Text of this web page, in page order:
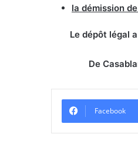
la démission de
Le dépôt légal a
De Casablanca
Facebook